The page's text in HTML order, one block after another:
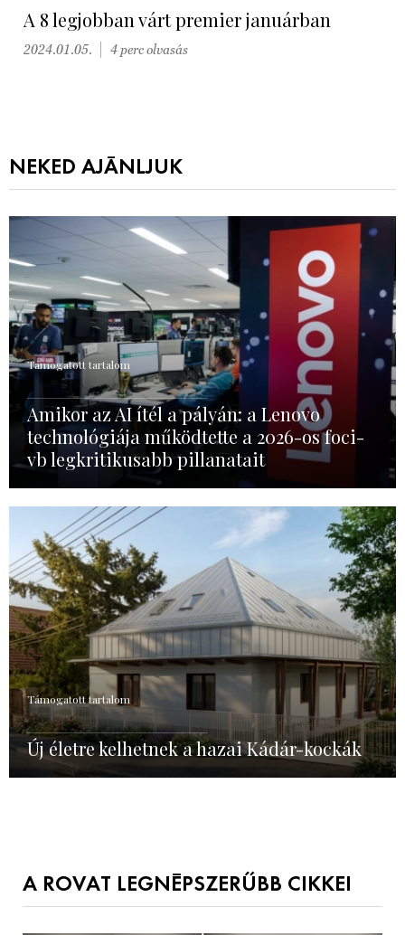
A 8 legjobban várt premier januárban
2024.01.05. 4 perc olvasás
NEKED AJÁNLJUK
Támogatott tartalom
Amikor az AI ítél a pályán: a Lenovo
technológiája működtette a 2026-os foci-
vb legkritikusabb pillanatait
Támogatott tartalom
Új életre kelhetnek a hazai Kádár-kockák
A ROVAT LEGNÉPSZERŰBB CIKKEI